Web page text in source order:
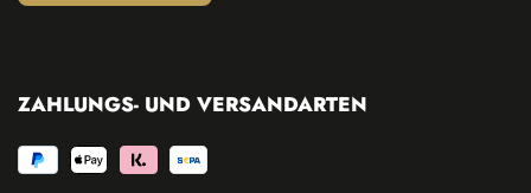
ZAHLUNGS- UND VERSANDARTEN